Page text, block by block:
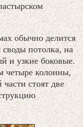
обычно делится
потолка, на
и узкие боковые.
четыре колонны,
стоят две